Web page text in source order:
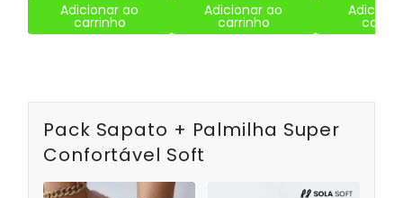
Adicionar ao
carrinho
Adicionar ao
carrinho
Pack Sapato + Palmilha Super
Confortável Soft